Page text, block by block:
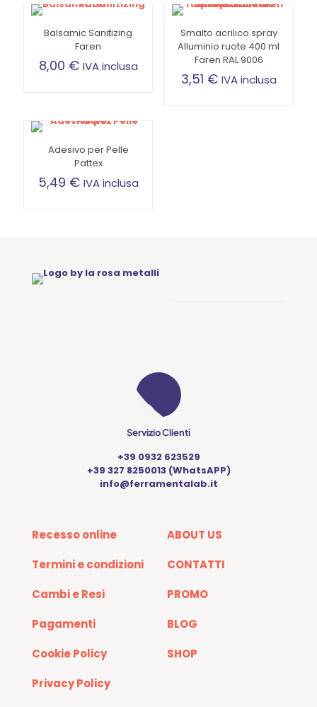
Balsamic Sanitizing
Faren
8,00 € IVA inclusa
Smalto acrilico spray
Alluminio ruote 400 ml
Faren RAL 9006
3,51 € IVA inclusa
Adesivo per Pelle
Pattex
5,49 € IVA inclusa
Servizio Clienti
+39 0932 623529
+39 327 8250013 (WhatsAPP)
info@ferramentalab.it
Recesso online
Termini e condizioni
Cambi e Resi
Pagamenti
Cookie Policy
Privacy Policy
ABOUT US
CONTATTI
PROMO
BLOG
SHOP